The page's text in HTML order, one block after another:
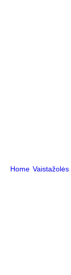
Home Vaistažolės